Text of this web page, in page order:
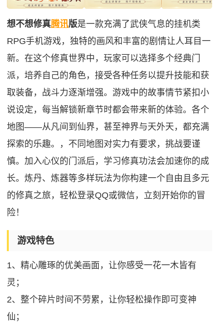
想不想修真腾讯版是一款充满了武侠气息的挂机类
RPG手机游戏，独特的画风和丰富的剧情让人耳目一
新。在这个修真世界中，玩家可以选择多个经典门
派，培养自己的角色，接受各种任务以提升技能和获
取装备，战斗力逐渐增强。游戏中的故事情节紧扣小
说设定，每当解锁新章节时都会带来新的体验。各个
地图——从凡间到仙界，甚至神界与天外天，都充满
探索的乐趣。，不同地图对实力有要求，挑战要谨
慎。加入心仪的门派后，学习修真功法会加速你的成
长。炼丹、炼器等多样玩法为你构建一个自由且多元
的修真之旅，轻松登录QQ或微信，立刻开始你的冒
险！
游戏特色
1、精心雕琢的优美画面，让你感受一花一木皆有
灵；
2、整个碎片时间不劳累，让你轻松操作即可变神
仙；